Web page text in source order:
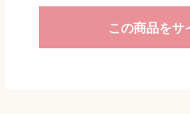
この商品をサ